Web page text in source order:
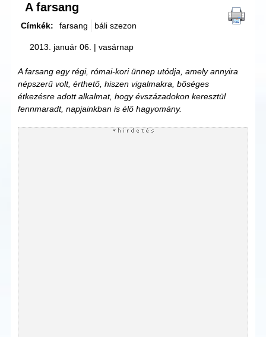
A farsang
Címkék: farsang báli szezon
2013. január 06. | vasárnap
A farsang egy régi, római-kori ünnep utódja, amely annyira
népszerű volt, érthető, hiszen vigalmakra, bőséges
étkezésre adott alkalmat, hogy évszázadokon keresztül
fennmaradt, napjainkban is élő hagyomány.